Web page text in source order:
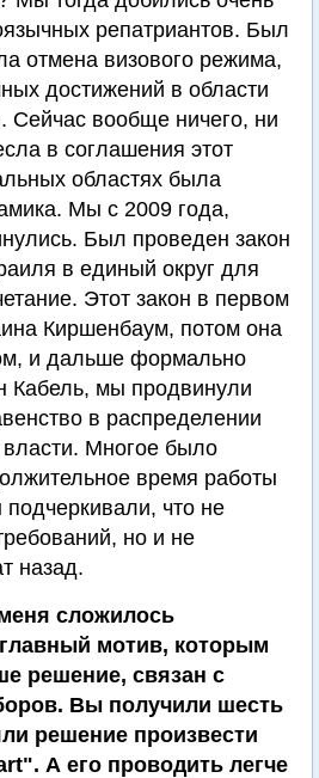
репатриантов. Был
отмена визового режима,
достижений в области
Сейчас вообще ничего, ни
в соглашения этот
областях была
Мы с 2009 года,
Был проведен закон
в единый округ для
Этот закон в первом
Киршенбаум, потом она
и дальше формально
Кабель, мы продвинули
в распределении
Многое было
время работы
что не
но и не
назад.
сложилось
мотив, которым
решение, связан с
Вы получили шесть
решение произвести
А его проводить легче